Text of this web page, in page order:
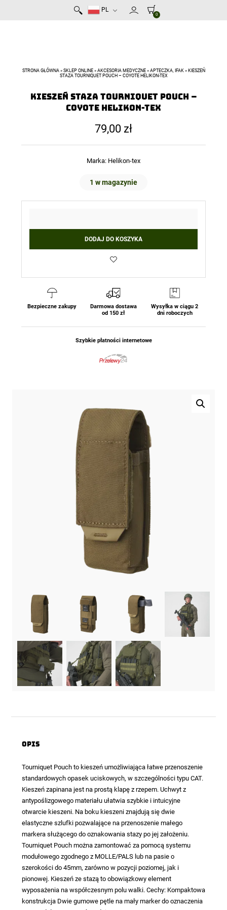
PL
0
STRONA GŁÓWNA» SKLEP ONLINE» AKCESORIA MEDYCZNE» APTECZKA, IFAK» KIESZEŃ
STAZA TOURNIQUET POUCH – COYOTE HELIKON-TEX
Kieszeń staza Tourniquet Pouch –
Coyote Helikon-Tex
79,00 zł
Marka: Helikon-tex
1 w magazynie
DODAJ DO KOSZYKA
Bezpieczne zakupy
Darmowa dostawa
od 150 zł
Wysyłka w ciągu 2
dni roboczych
Szybkie płatności internetowe
Opis
Tourniquet Pouchto kieszeń umożliwiająca łatwe przenoszenie
standardowych opasek uciskowych, w szczególności typu CAT.
Kieszeń zapinana jest na prostą klapę z rzepem. Uchwyt z
antypoślizgowego materiału ułatwia szybkie i intuicyjne
otwarcie kieszeni. Na boku kieszeni znajdują się dwie
elastyczne szlufki pozwalające na przenoszenie małego
markera służącego do oznakowania stazy po jej założeniu.
Tourniquet Pouch można zamontować za pomocą systemu
modułowego zgodnego z MOLLE/PALS lub na pasie o
szerokości do 45mm, zarówno w pozycji poziomej, jak i
pionowej. Kieszeń ze stazą to obowiązkowy element
wyposażenia na współczesnym polu walki. Cechy: Kompaktowa
konstrukcja Dwie gumowe pętle na mały marker do oznaczenia